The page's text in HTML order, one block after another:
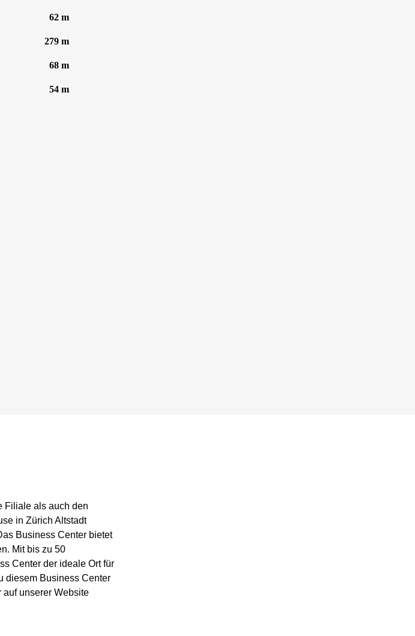
62 m
279 m
68 m
54 m
Filiale als auch den
in Zürich Altstadt
Business Center bietet
Mit bis zu 50
Center der ideale Ort für
diesem Business Center
auf unserer Website